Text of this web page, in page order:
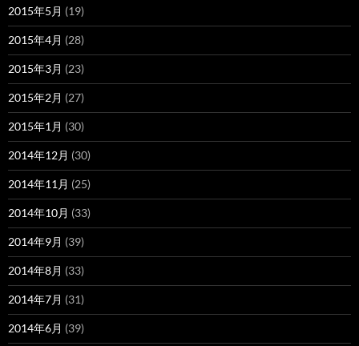
2015年5月 (19)
2015年4月 (28)
2015年3月 (23)
2015年2月 (27)
2015年1月 (30)
2014年12月 (30)
2014年11月 (25)
2014年10月 (33)
2014年9月 (39)
2014年8月 (33)
2014年7月 (31)
2014年6月 (39)